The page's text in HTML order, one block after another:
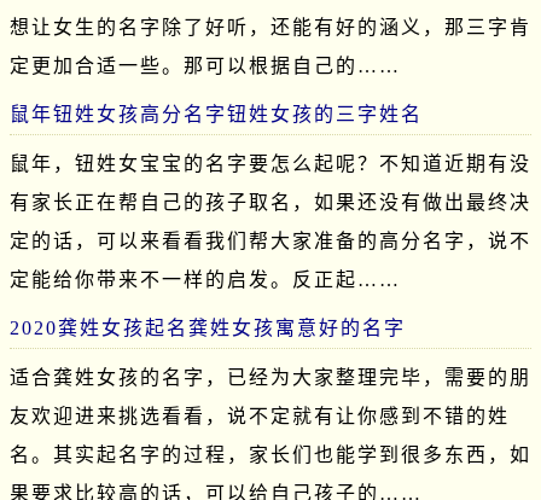
想让女生的名字除了好听，还能有好的涵义，那三字肯
定更加合适一些。那可以根据自己的……
鼠年钮姓女孩高分名字钮姓女孩的三字姓名
鼠年，钮姓女宝宝的名字要怎么起呢？不知道近期有没
有家长正在帮自己的孩子取名，如果还没有做出最终决
定的话，可以来看看我们帮大家准备的高分名字，说不
定能给你带来不一样的启发。反正起……
2020龚姓女孩起名龚姓女孩寓意好的名字
适合龚姓女孩的名字，已经为大家整理完毕，需要的朋
友欢迎进来挑选看看，说不定就有让你感到不错的姓
名。其实起名字的过程，家长们也能学到很多东西，如
果要求比较高的话，可以给自己孩子的……